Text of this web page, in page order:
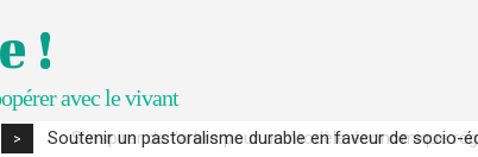
!
avec le vivant
> S’inspirer de l’arbre pour un modèle économique